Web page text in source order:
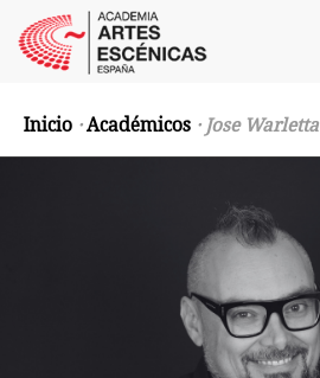
Inicio ·Académicos · Jose Warletta